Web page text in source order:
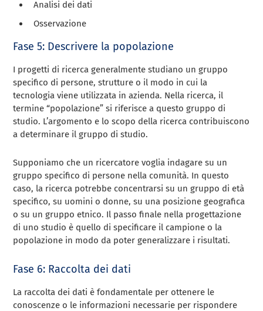
Analisi dei dati
Osservazione
Fase 5: Descrivere la popolazione
I progetti di ricerca generalmente studiano un gruppo
specifico di persone, strutture o il modo in cui la
tecnologia viene utilizzata in azienda. Nella ricerca, il
termine “popolazione” si riferisce a questo gruppo di
studio. L’argomento e lo scopo della ricerca contribuiscono
a determinare il gruppo di studio.
Supponiamo che un ricercatore voglia indagare su un
gruppo specifico di persone nella comunità. In questo
caso, la ricerca potrebbe concentrarsi su un gruppo di età
specifico, su uomini o donne, su una posizione geografica
o su un gruppo etnico. Il passo finale nella progettazione
di uno studio è quello di specificare il campione o la
popolazione in modo da poter generalizzare i risultati.
Fase 6: Raccolta dei dati
La raccolta dei dati è fondamentale per ottenere le
conoscenze o le informazioni necessarie per rispondere